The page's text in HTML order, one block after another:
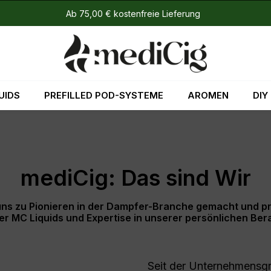
Ab 75,00 € kostenfreie Lieferung
PREFILLED POD-SYSTEME AROMEN DIY
mediCig: Das sind Wir
zu Pionieren in der Dampfer-Branche gemacht und
MC Liquids und Expertise in unserer persönlichen
Seit der